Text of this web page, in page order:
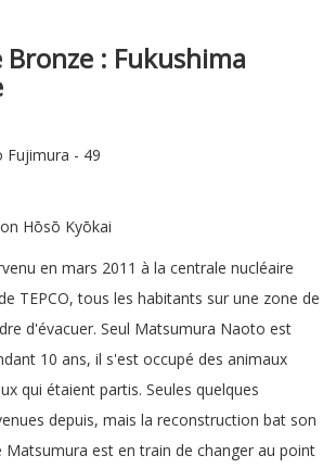
Bronze : Fukushima
Fujimura - 49
Hōsō Kyōkai
en mars 2011 à la centrale nucléaire
TEPCO, tous les habitants sur une zone de
d'évacuer. Seul Matsumura Naoto est
10 ans, il s'est occupé des animaux
qui étaient partis. Seules quelques
depuis, mais la reconstruction bat son
Matsumura est en train de changer au point